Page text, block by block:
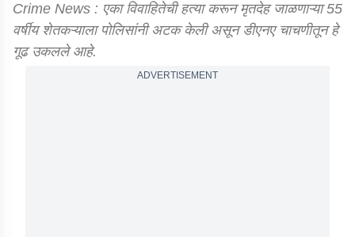
Crime News : एका विवाहितेची हत्या करून मृतदेह जाळणाऱ्या 55
वर्षीय शेतकऱ्याला पोलिसांनी अटक केली असून डीएनए चाचणीतून हे
गूढ उकलले आहे.
ADVERTISEMENT